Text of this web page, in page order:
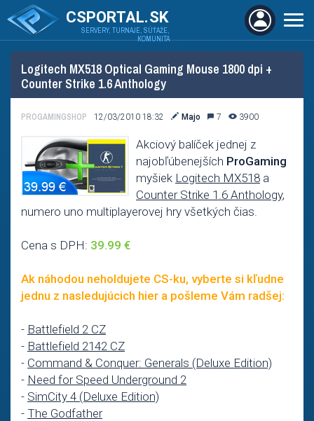
CSPORTAL.SK
SERVERY, TURNAJE, SÚŤAŽE,
KOMUNITA
Logitech MX518 Optical Gaming Mouse 1800 dpi +
Counter Strike 1.6 Anthology
PROGAMINGSHOP 12/03/2010 18:32 Majo 7 3900
Akciový balíček jednej z
najobľúbenejších ProGaming
myšiek Logitech MX518 a
Counter Strike 1.6 Anthology,
numero uno multiplayerovej hry všetkých čias.
Cena s DPH: 39.99 €
Ak náhodou neholdujete CS-ku, vyberte si kľudne
jednu z nasledujúcich hier a pošleme Vám radšej:
- Battlefield 2 CZ
- Battlefield 2142 CZ
- Command & Conquer: Generals (Deluxe Edition)
- Need for Speed Underground 2
- SimCity 4 (Deluxe Edition)
- The Godfather